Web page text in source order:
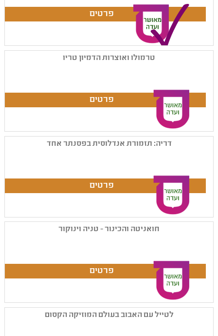
טרמולו ואוצרות הדמיון טריו
דריה: תזמורת אנדלוסית בפסנתר אחד
חואניטה והכינור - טניה וינוקור
לטייל עם האבוב בעולם המוזיקה הקסום